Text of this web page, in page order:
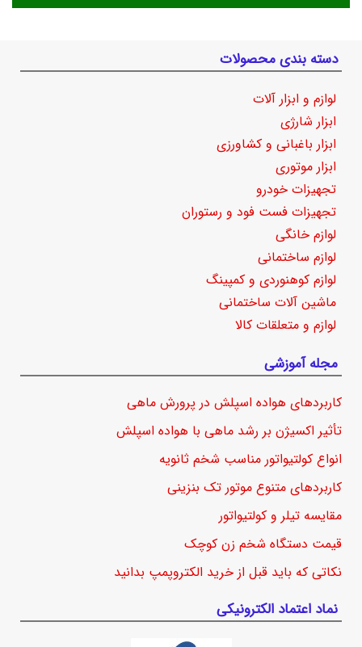
دسته بندی محصولات
لوازم و ابزار آلات
ابزار شارژی
ابزار باغبانی و کشاورزی
ابزار موتوری
تجهیزات خودرو
تجهیزات فست فود و رستوران
لوازم خانگی
لوازم ساختمانی
لوازم کوهنوردی و کمپینگ
ماشین آلات ساختمانی
لوازم و متعلقات کالا
مجله آموزشی
کاربردهای هواده اسپلش در پرورش ماهی
تأثیر اکسیژن بر رشد ماهی با هواده اسپلش
انواع کولتیواتور مناسب شخم ثانویه
کاربردهای متنوع موتور تک بنزینی
مقایسه تیلر و کولتیواتور
قیمت دستگاه شخم زن کوچک
نکاتی که باید قبل از خرید الکتروپمپ بدانید
نماد اعتماد الکترونیکی